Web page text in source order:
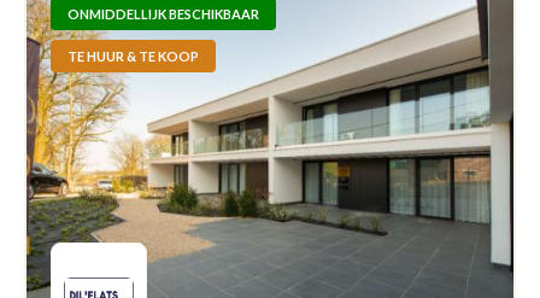
ONMIDDELLIJK BESCHIKBAAR
TE HUUR & TE KOOP